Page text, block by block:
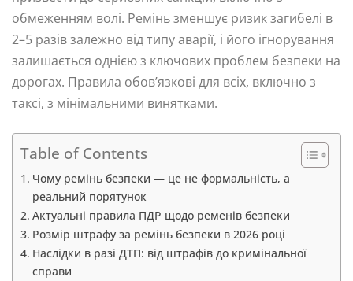
обмеженням волі. Ремінь зменшує ризик загибелі в
2–5 разів залежно від типу аварії, і його ігнорування
залишається однією з ключових проблем безпеки на
дорогах. Правила обов’язкові для всіх, включно з
таксі, з мінімальними винятками.
Table of Contents
Чому ремінь безпеки — це не формальність, а
реальний порятунок
Актуальні правила ПДР щодо ременів безпеки
Розмір штрафу за ремінь безпеки в 2026 році
Наслідки в разі ДТП: від штрафів до кримінальної
справи